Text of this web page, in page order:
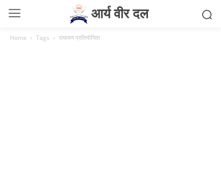
आर्य वीर दल
Home Tags रामायण प्रतियोगिता